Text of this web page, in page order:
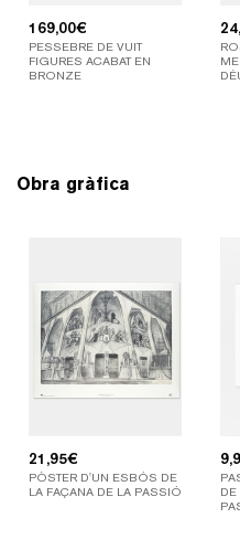
169,00€
PESSEBRE DE VUIT
FIGURES ACABAT EN
BRONZE
Obra gràfica
21,95€
PÒSTER D'UN ESBÓS DE
LA FAÇANA DE LA PASSIÓ
DE